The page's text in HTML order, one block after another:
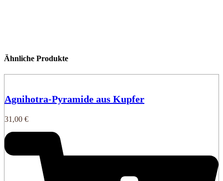
Ähnliche Produkte
Agnihotra-Pyramide aus Kupfer
31,00 €